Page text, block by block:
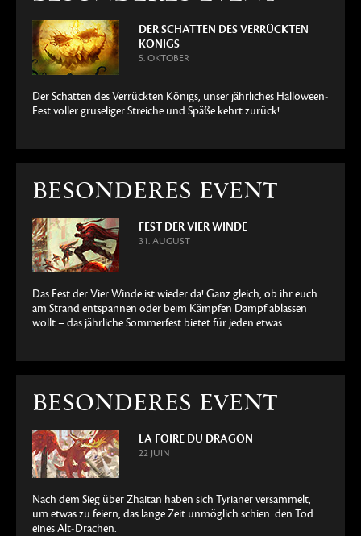
DER SCHATTEN DES VERRÜCKTEN
KÖNIGS
5. OKTOBER
Der Schatten des Verrückten Königs, unser jährliches Halloween-
Fest voller gruseliger Streiche und Späße kehrt zurück!
BESONDERES EVENT
FEST DER VIER WINDE
31. AUGUST
Das Fest der Vier Winde ist wieder da! Ganz gleich, ob ihr euch
am Strand entspannen oder beim Kämpfen Dampf ablassen
wollt – das jährliche Sommerfest bietet für jeden etwas.
BESONDERES EVENT
LA FOIRE DU DRAGON
22 JUIN
Nach dem Sieg über Zhaitan haben sich Tyrianer versammelt,
um etwas zu feiern, das lange Zeit unmöglich schien: den Tod
eines Alt-Drachen.